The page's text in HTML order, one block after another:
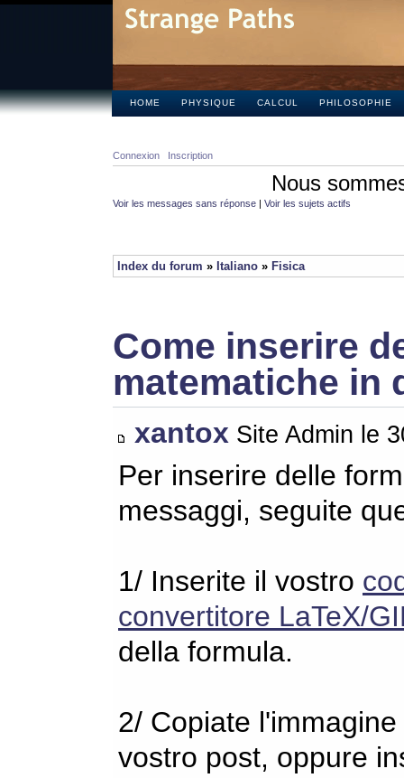
HOME PHYSIQUE CALCUL PHILOSOPHIE
Connexion Inscription
Nous
Voir les messages sans réponse | Voir les sujets actifs
Index du forum » Italiano » Fisica
Come inserire
matematiche in
xantox Site Admin le
Per inserire delle
messaggi, seguite
1/ Inserite il vostro
convertitore LaTeX/
della formula.
2/ Copiate
vostro post, oppure